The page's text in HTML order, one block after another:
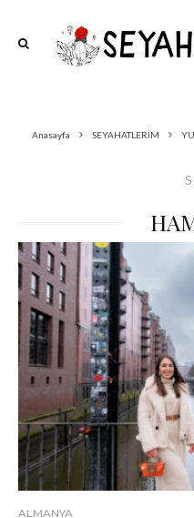
Anasayfa SEYAHATLERİM
ALMANYA